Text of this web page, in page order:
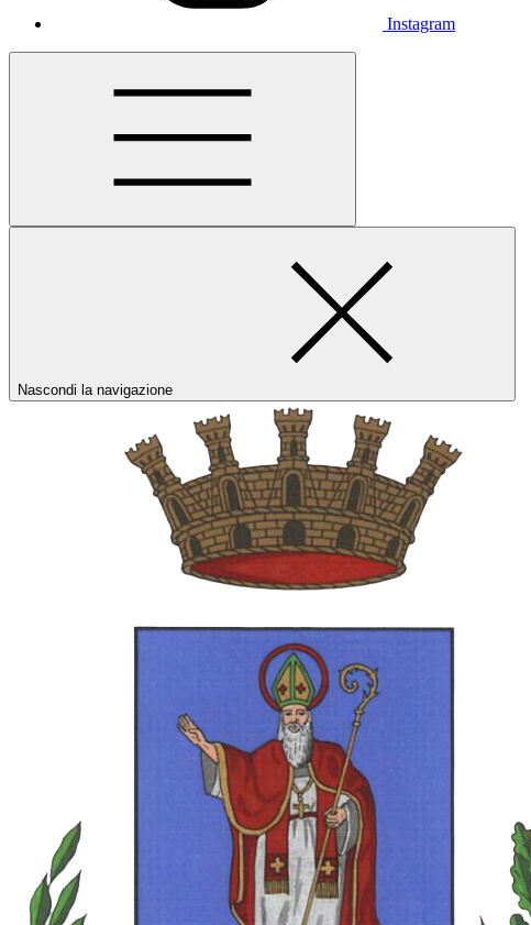
Instagram
Nascondi la navigazione